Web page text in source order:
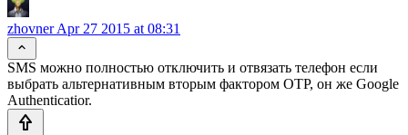
zhovnerApr 27 2015 at 08:31
SMS можно полностью отключить и отвязать телефон если
выбрать альтернативным вторым фактором OTP, он же Google
Authenticatior.